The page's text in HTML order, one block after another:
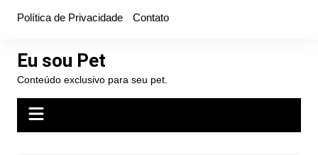
conteúdo
Política de Privacidade Contato
Eu sou Pet
Conteúdo exclusivo para seu pet.